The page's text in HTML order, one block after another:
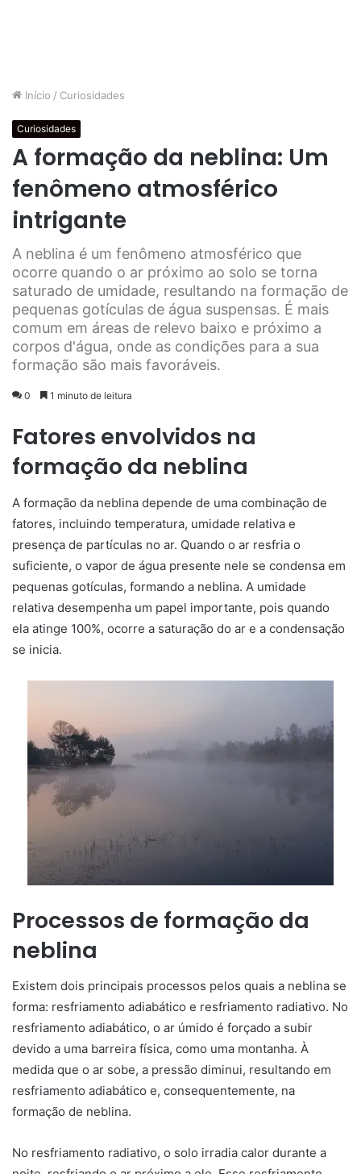
Início / Curiosidades
Curiosidades
A formação da neblina: Um
fenômeno atmosférico
intrigante
A neblina é um fenômeno atmosférico que
ocorre quando o ar próximo ao solo se torna
saturado de umidade, resultando na formação de
pequenas gotículas de água suspensas. É mais
comum em áreas de relevo baixo e próximo a
corpos d'água, onde as condições para a sua
formação são mais favoráveis.
0 1 minuto de leitura
Fatores envolvidos na
formação da neblina
A formação da neblina depende de uma combinação de
fatores, incluindo temperatura, umidade relativa e
presença de partículas no ar. Quando o ar resfria o
suficiente, o vapor de água presente nele se condensa em
pequenas gotículas, formando a neblina. A umidade
relativa desempenha um papel importante, pois quando
ela atinge 100%, ocorre a saturação do ar e a condensação
se inicia.
Processos de formação da
neblina
Existem dois principais processos pelos quais a neblina se
forma: resfriamento adiabático e resfriamento radiativo. No
resfriamento adiabático, o ar úmido é forçado a subir
devido a uma barreira física, como uma montanha. À
medida que o ar sobe, a pressão diminui, resultando em
resfriamento adiabático e, consequentemente, na
formação de neblina.
No resfriamento radiativo, o solo irradia calor durante a